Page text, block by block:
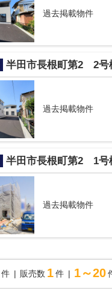
過去掲載物件
半田市長根町第2 2号
過去掲載物件
半田市長根町第2 1号
過去掲載物件
件 販売数 1 件 1～20